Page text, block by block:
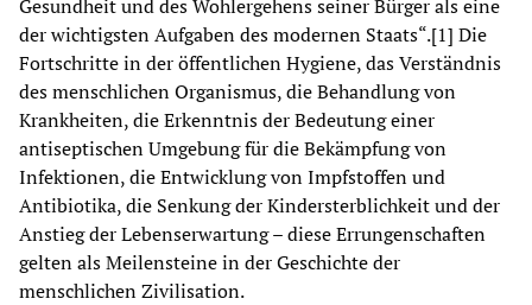
Gesundheit und des Wohlergehens seiner Bürger als eine
der wichtigsten Aufgaben des modernen Staats“.[1] Die
Fortschritte in der öffentlichen Hygiene, das Verständnis
des menschlichen Organismus, die Behandlung von
Krankheiten, die Erkenntnis der Bedeutung einer
antiseptischen Umgebung für die Bekämpfung von
Infektionen, die Entwicklung von Impfstoffen und
Antibiotika, die Senkung der Kindersterblichkeit und der
Anstieg der Lebenserwartung – diese Errungenschaften
gelten als Meilensteine in der Geschichte der
menschlichen Zivilisation.